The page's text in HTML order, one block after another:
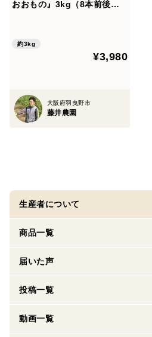
おおもの』3kg（8本前後）
約3kg
¥3,980
大阪府羽曳野市
藤井農園
生産者について
商品一覧
届いた声
投稿一覧
動画一覧